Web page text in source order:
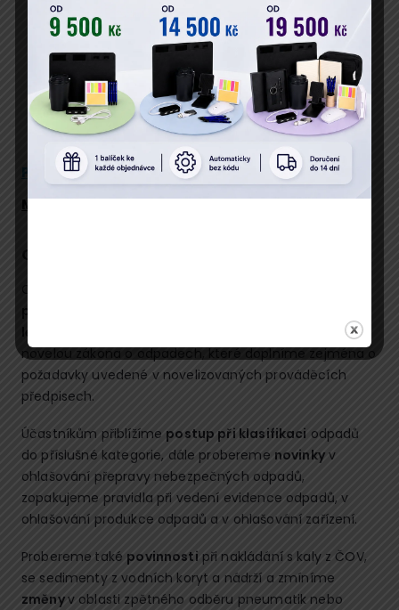
Popis Program
Přednáší
Místo konání
zavedené tzv. infringementovou
novelou zákona o odpadech, které doplníme zejména o
požadavky uvedené v novelizovaných prováděcích
předpisech.
Účastníkům přiblížíme postup při klasifikaci odpadů
do příslušné kategorie, dále probereme novinkyv
ohlašování přepravy nebezpečných odpadů,
zopakujeme pravidla při vedení evidence odpadů, v
ohlašování produkce odpadů a v ohlašování zařízení.
Probereme také povinnosti při nakládání s kaly z ČOV,
se sedimenty z vodních koryt a nádrží a zmíníme
změnyv oblasti zpětného odběru pneumatik nebo